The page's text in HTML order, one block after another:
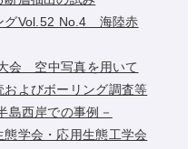
グVol.52 No.4 海陸赤
会 空中写真を用いて
よびボーリング調査等
島西岸での事例－
学会・応用生態工学会